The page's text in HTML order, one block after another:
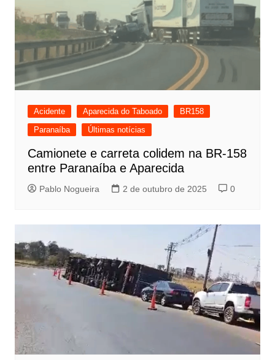
Acidente Aparecida do Taboado
BR158
Paranaíba
Últimas notícias
Camionete e carreta colidem na BR-158
entre Paranaíba e Aparecida
Pablo Nogueira 2 de outubro de 2025 0